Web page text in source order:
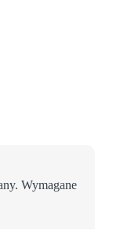
Wymagane